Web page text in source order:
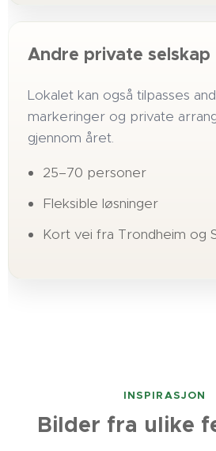
Andre private selskap
Lokalet kan også tilpasses
markeringer og private
gjennom året.
25–70 personer
Fleksible løsninger
Kort vei fra Trondheim og
INSPIRASJON
Bilder fra ulike